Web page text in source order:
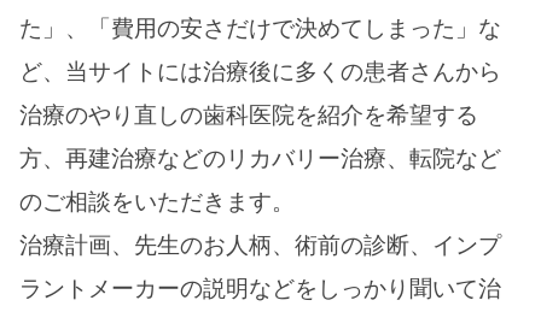
た」、「費用の安さだけで決めてしまった」な
ど、当サイトには治療後に多くの患者さんから
治療のやり直しの歯科医院を紹介を希望する
方、再建治療などのリカバリー治療、転院など
のご相談をいただきます。
治療計画、先生のお人柄、術前の診断、インプ
ラントメーカーの説明などをしっかり聞いて治